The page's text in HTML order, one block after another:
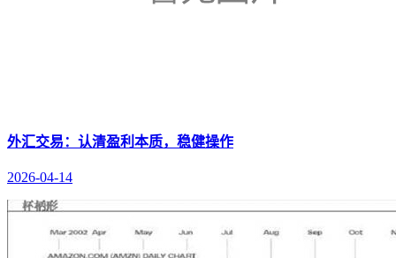
外汇交易：认清盈利本质，稳健操作
2026-04-14